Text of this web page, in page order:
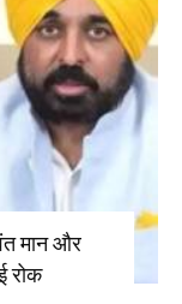
मान और
रोक